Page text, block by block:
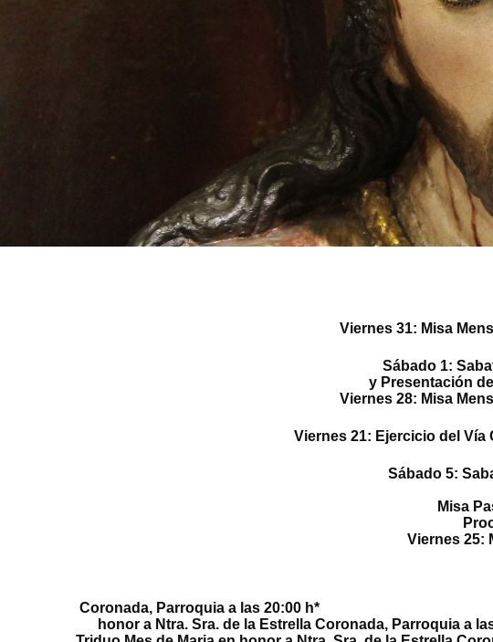
Viernes 31: Misa
Sábado 1:
y Presentación de los niños
Viernes 28: Misa
Viernes 21: Ejercicio del Vía Crucis
Sábado 5:
Domingo 20:
Misa
Procesión de Gloria por
Viernes 25:
Coronada, Parroquia
honor a Ntra. Sra. de la